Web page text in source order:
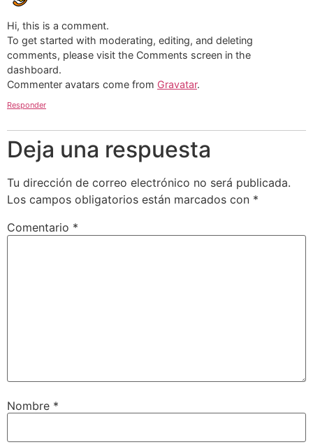
Hi, this is a comment.
To get started with moderating, editing, and deleting
comments, please visit the Comments screen in the
dashboard.
Commenter avatars come from Gravatar.
Responder
Deja una respuesta
Tu dirección de correo electrónico no será publicada.
Los campos obligatorios están marcados con *
Comentario *
Nombre *